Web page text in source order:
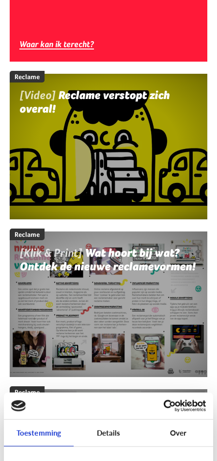
Toestemming Details Over
Waar kan ik terecht?
Reclame
[Video] Reclame verstopt zich
overal!
Reclame
[Klik & Print]Wat hoort bij wat?
Ontdek de nieuwe reclamevormen!
Reclame
[Klik & Print]